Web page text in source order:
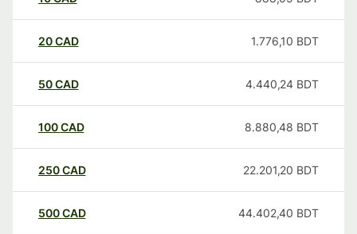
20CAD 1.776,10 BDT
50CAD 4.440,24 BDT
100CAD 8.880,48 BDT
250CAD 22.201,20 BDT
500CAD 44.402,40 BDT